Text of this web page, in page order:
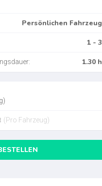
Persönlichen Fahrzeug
1 - 3
1.30 h
(Pro Fahrzeug)